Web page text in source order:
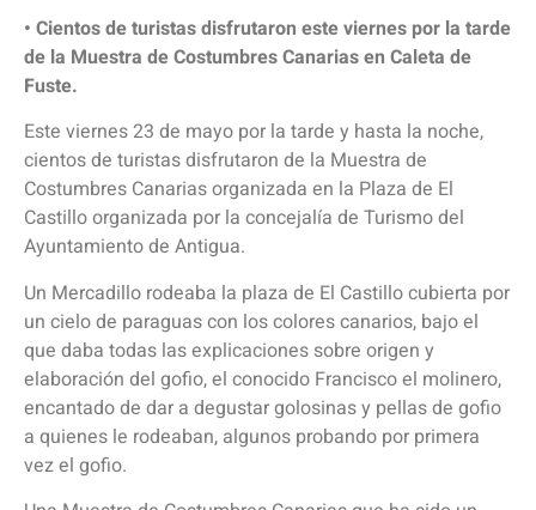
• Cientos de turistas disfrutaron este viernes por la tarde
de la Muestra de Costumbres Canarias en Caleta de
Fuste.
Este viernes 23 de mayo por la tarde y hasta la noche,
cientos de turistas disfrutaron de la Muestra de
Costumbres Canarias organizada en la Plaza de El
Castillo organizada por la concejalía de Turismo del
Ayuntamiento de Antigua.
Un Mercadillo rodeaba la plaza de El Castillo cubierta por
un cielo de paraguas con los colores canarios, bajo el
que daba todas las explicaciones sobre origen y
elaboración del gofio, el conocido Francisco el molinero,
encantado de dar a degustar golosinas y pellas de gofio
a quienes le rodeaban, algunos probando por primera
vez el gofio.